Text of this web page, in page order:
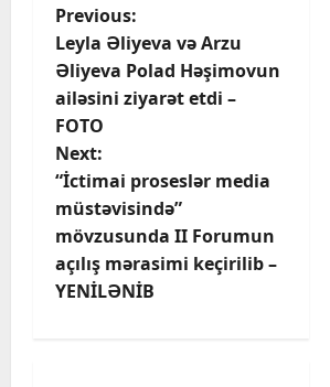
P
o
s
t
n
a
v
Previous:
Leyla Əliyeva və Arzu
Əliyeva Polad Həşimovun
ailəsini ziyarət etdi –
FOTO
Next:
“İctimai proseslər media
müstəvisində”
mövzusunda II Forumun
açılış mərasimi keçirilib –
YENİLƏNİB